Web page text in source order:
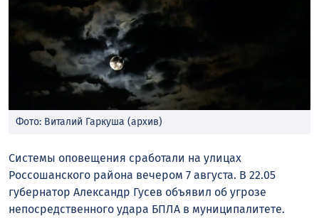
Фото: Виталий Гаркуша (архив)
Системы оповещения сработали на улицах
Россошанского района вечером 7 августа. В 22.05
губернатор Александр Гусев объявил об угрозе
непосредственного удара БПЛА в муниципалитете.